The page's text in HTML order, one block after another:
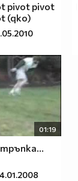
pivot pivot
(qko)
01:19